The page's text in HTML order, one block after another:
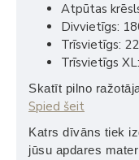
Atpūtas
Divvietīgs:
Trīsvietīgs:
Trīsvietīgs
Skatīt pilno
Spied šeit
Katrs dīvāns tiek
jūsu apdares